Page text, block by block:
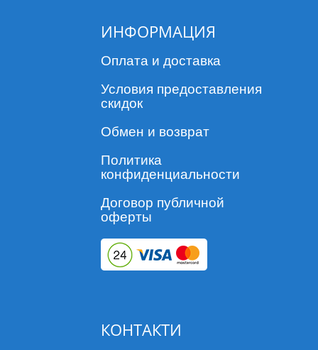
ИНФОРМАЦИЯ
Оплата и доставка
Условия предоставления
скидок
Обмен и возврат
Политика
конфиденциальности
Договор публичной
оферты
КОНТАКТИ